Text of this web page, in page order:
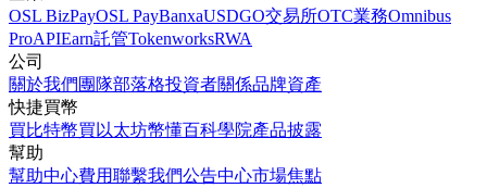
OSL BizPayOSL PayBanxaUSDGO交易所OTC業務Omnibus
ProAPIEarn託管TokenworksRWA
公司
關於我們 團隊部落格投資者關係品牌資產
快捷買幣
買比特幣買以太坊幣懂百科學院產品披露
幫助
幫助中心費用聯繫我們公告中心市場焦點